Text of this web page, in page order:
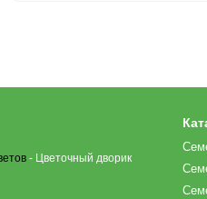
- Цветочный дворик